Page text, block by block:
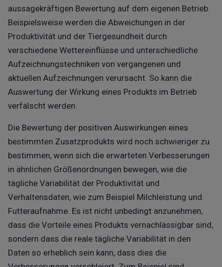
aussagekräftigen Bewertung auf dem eigenen Betrieb.
Beispielsweise werden die Abweichungen in der
Produktivität und der Tiergesundheit durch
verschiedene Wettereinflüsse und unterschiedliche
Aufzeichnungstechniken von vergangenen und
aktuellen Aufzeichnungen verursacht. So kann die
Auswertung der Wirkung eines Produkts im Betrieb
verfälscht werden.
Die Bewertung der positiven Auswirkungen eines
bestimmten Zusatzprodukts wird noch schwieriger zu
bestimmen, wenn sich die erwarteten Verbesserungen
in ähnlichen Größenordnungen bewegen, wie die
tägliche Variabilität der Produktivität und
Verhaltensdaten, wie zum Beispiel Milchleistung und
Futteraufnahme. Es ist nicht unbedingt anzunehmen,
dass die Vorteile eines Produkts vernachlässigbar sind,
sondern dass die reale tägliche Variabilität in den
Daten so erheblich sein kann, dass dies die